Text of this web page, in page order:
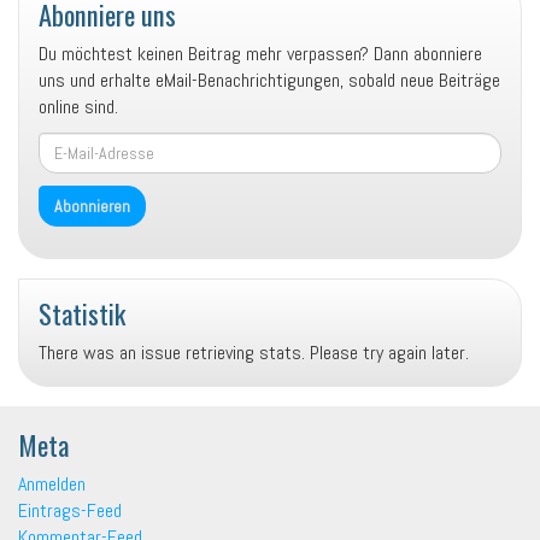
S
a
t
z
z
e
i
c
e
n
-
1
2
5
1
9
B
l
o
g
S
a
t
z
e
c
h
u
f
T
w
s
a
t
z
z
e
i
c
e
_
r
u
f
I
n
Abonniere uns
Du möchtest keinen Beitrag mehr verpassen? Dann abonniere
uns und erhalte eMail-Benachrichtigungen, sobald neue Beiträge
online sind.
Mail-
Adresse
Abonnieren
Statistik
There was an issue retrieving stats. Please try again later.
Meta
Anmelden
Eintrags-Feed